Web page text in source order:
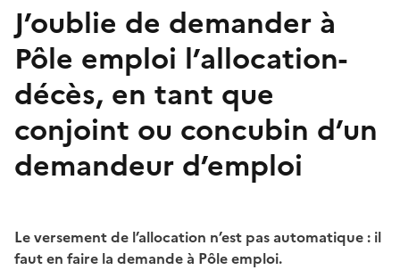
J’oublie de demander à
Pôle emploi l’allocation-
décès, en tant que
conjoint ou concubin d’un
demandeur d’emploi
Le versement de l’allocation n’est pas automatique : il
faut en faire la demande à Pôle emploi.